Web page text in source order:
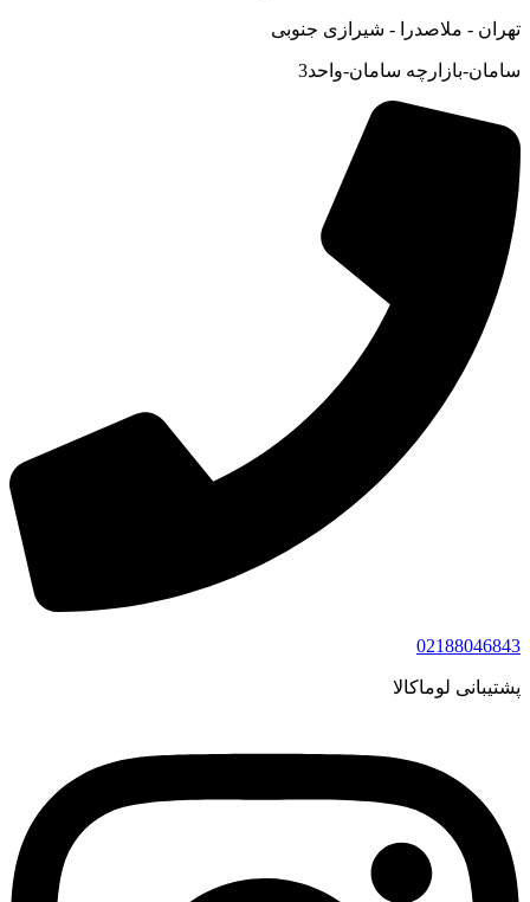
تهران - ملاصدرا - شیرازی جنوبی
سامان-بازارچه سامان-واحد3
02188046843
پشتیبانی لوماکالا